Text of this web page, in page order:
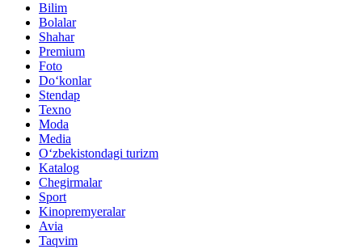
Bilim
Bolalar
Shahar
Premium
Foto
Do‘konlar
Stendap
Texno
Moda
Media
O‘zbekistondagi turizm
Katalog
Chegirmalar
Sport
Kinopremyeralar
Avia
Taqvim